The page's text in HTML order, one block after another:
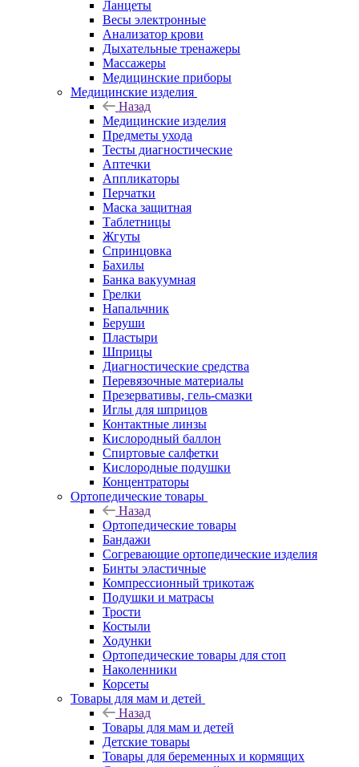
Ланцеты
Весы электронные
Анализатор крови
Дыхательные тренажеры
Массажеры
Медицинские приборы
Медицинские изделия
Назад
Медицинские изделия
Предметы ухода
Тесты диагностические
Аптечки
Аппликаторы
Перчатки
Маска защитная
Таблетницы
Жгуты
Спринцовка
Бахилы
Банка вакуумная
Грелки
Напальчник
Беруши
Пластыри
Шприцы
Диагностические средства
Перевязочные материалы
Презервативы, гель-смазки
Иглы для шприцов
Контактные линзы
Кислородный баллон
Спиртовые салфетки
Кислородные подушки
Концентраторы
Ортопедические товары
Назад
Ортопедические товары
Бандажи
Согревающие ортопедические изделия
Бинты эластичные
Компрессионный трикотаж
Подушки и матрасы
Трости
Костыли
Ходунки
Ортопедические товары для стоп
Наколенники
Корсеты
Товары для мам и детей
Назад
Товары для мам и детей
Детские товары
Товары для беременных и кормящих